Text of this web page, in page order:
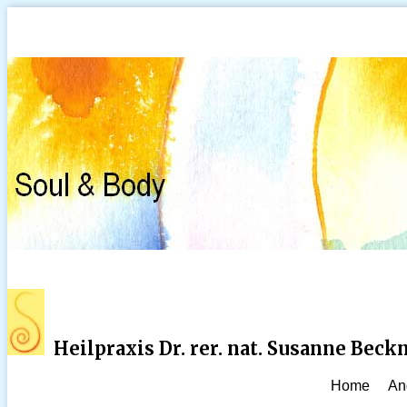
Heilpraxis Dr. rer. nat. Susanne
Home